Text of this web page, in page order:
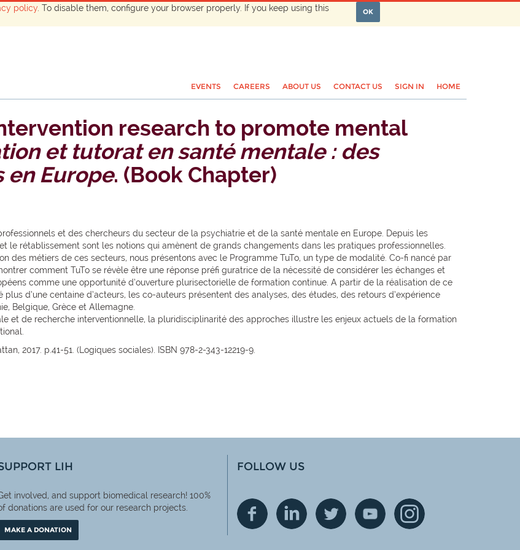
policy . To disable them, configure your browser properly. If you keep using this
OK
EVENTS CAREERS ABOUT US CONTACT US SIGN IN HOME
research to promote mental
et tutorat en santé mentale : des
en Europe. (Book Chapter)
et des chercheurs du secteur de la psychiatrie et de la santé mentale en Europe. Depuis les
le rétablissement sont les notions qui amènent de grands changements dans les pratiques professionnelles.
des métiers de ces secteurs, nous présentons avec le Programme TuTo, un type de modalité. Co-fi nancé par
comment TuTo se révèle être une réponse préfi guratrice de la nécessité de considérer les échanges et
comme une opportunité d’ouverture plurisectorielle de formation continue. A partir de la réalisation de ce
d’une centaine d’acteurs, les co-auteurs présentent des analyses, des études, des retours d’expérience
Belgique, Grèce et Allemagne.
et de recherche interventionnelle, la pluridisciplinarité des approches illustre les enjeux actuels de la formation
2017. p.41-51. (Logiques sociales). ISBN 978-2-343-12219-9.
LIH
involved, and support biomedical research! 100%
donations are used for our research projects.
MAKE A DONATION
FOLLOW US